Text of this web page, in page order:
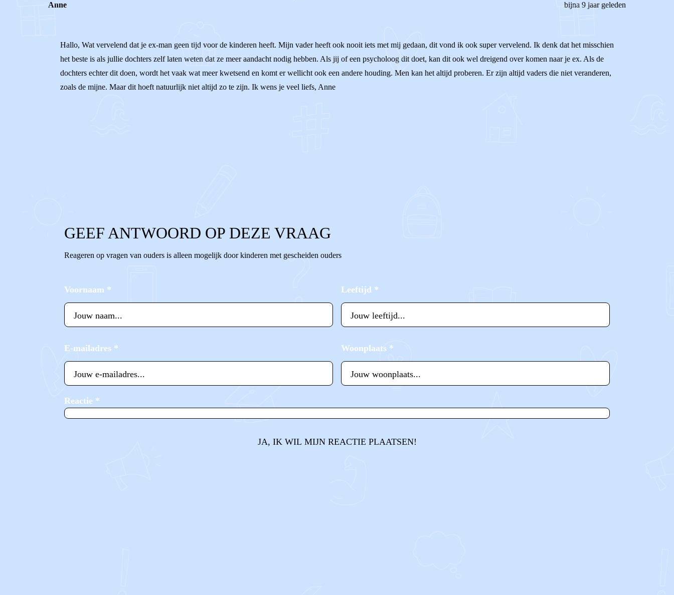
Anne bijna 9 jaar geleden
Hallo, Wat vervelend dat je ex-man geen tijd voor de kinderen heeft. Mijn vader heeft ook nooit iets met mij gedaan, dit vond ik ook super vervelend. Ik denk dat het misschien
het beste is als jullie dochters zelf laten weten dat ze meer aandacht nodig hebben. Als jij of een psycholoog dit doet, kan dit ook wel dreigend over komen naar je ex. Als de
dochters echter dit doen, wordt het vaak wat meer kwetsend en komt er wellicht ook een andere houding. Men kan het altijd proberen. Er zijn altijd vaders die niet veranderen,
zoals de mijne. Maar dit hoeft natuurlijk niet altijd zo te zijn. Ik wens je veel liefs, Anne
GEEF ANTWOORD OP DEZE VRAAG
Reageren op vragen van ouders is alleen mogelijk door kinderen met gescheiden ouders
Voornaam * Leeftijd *
E-mailadres * Woonplaats *
Reactie *
JA, IK WIL MIJN REACTIE PLAATSEN!